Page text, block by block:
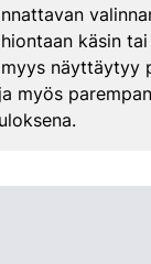
käsin
näyttäytyy
myös